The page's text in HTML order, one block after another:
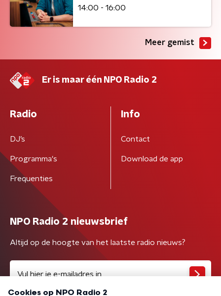
14:00 - 16:00
Meer gemist
Er is maar één NPO Radio 2
Radio
DJ’s
Programma's
Frequenties
Info
Contact
Download de app
NPO Radio 2 nieuwsbrief
Altijd op de hoogte van het laatste radio nieuws?